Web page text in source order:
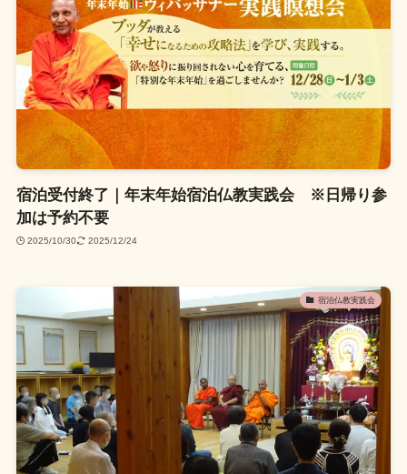
宿泊受付終了｜年末年始宿泊仏教実践会 ※日帰り参
加は予約不要
2025/10/30 2025/12/24
宿泊仏教実践会